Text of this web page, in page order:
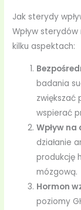
Jak sterydy
Wpływ
kilku aspektach:
badania
zwiększać
wspierać
Wpływ
działanie
produkcję
mózgową.
Hormon
poziomy